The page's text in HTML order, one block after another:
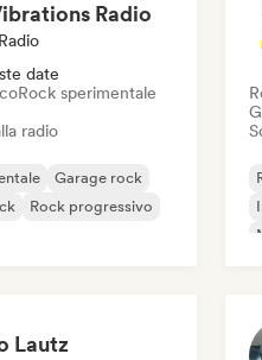
Radio
date
Rock sperimentale
radio
Garage rock
Rock progressivo
Lautz